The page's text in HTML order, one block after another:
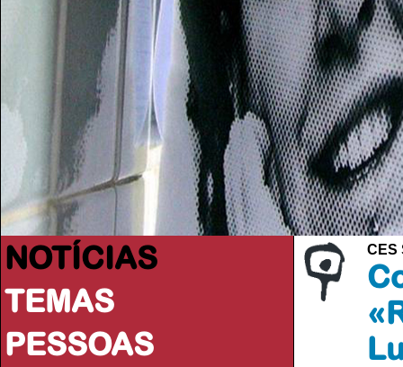
NOTÍCIAS
TEMAS
PESSOAS
CES